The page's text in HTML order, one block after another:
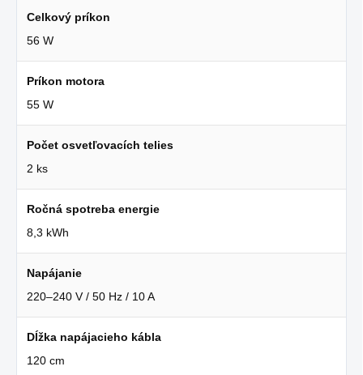
Celkový príkon
56 W
Príkon motora
55 W
Počet osvetľovacích telies
2 ks
Ročná spotreba energie
8,3 kWh
Napájanie
220–240 V / 50 Hz / 10 A
Dĺžka napájacieho kábla
120 cm